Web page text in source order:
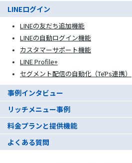
LINEログイン
LINEの友だち追加機能
LINEの自動ログイン機能
カスタマーサポート機能
LINE Profile+
セグメント配信の自動化（TēPs連携）
事例インタビュー
リッチメニュー事例
料金プランと提供機能
よくある質問